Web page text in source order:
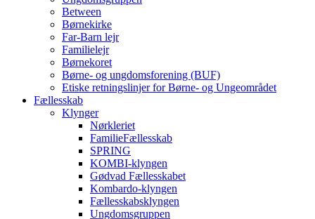
Between
Børnekirke
Far-Barn lejr
Familielejr
Børnekoret
Børne- og ungdomsforening (BUF)
Etiske retningslinjer for Børne- og Ungeområdet
Fællesskab
Klynger
Nørkleriet
FamilieFællesskab
SPRING
KOMBI-klyngen
Gødvad Fællesskabet
Kombardo-klyngen
Fællesskabsklyngen
Ungdomsgruppen